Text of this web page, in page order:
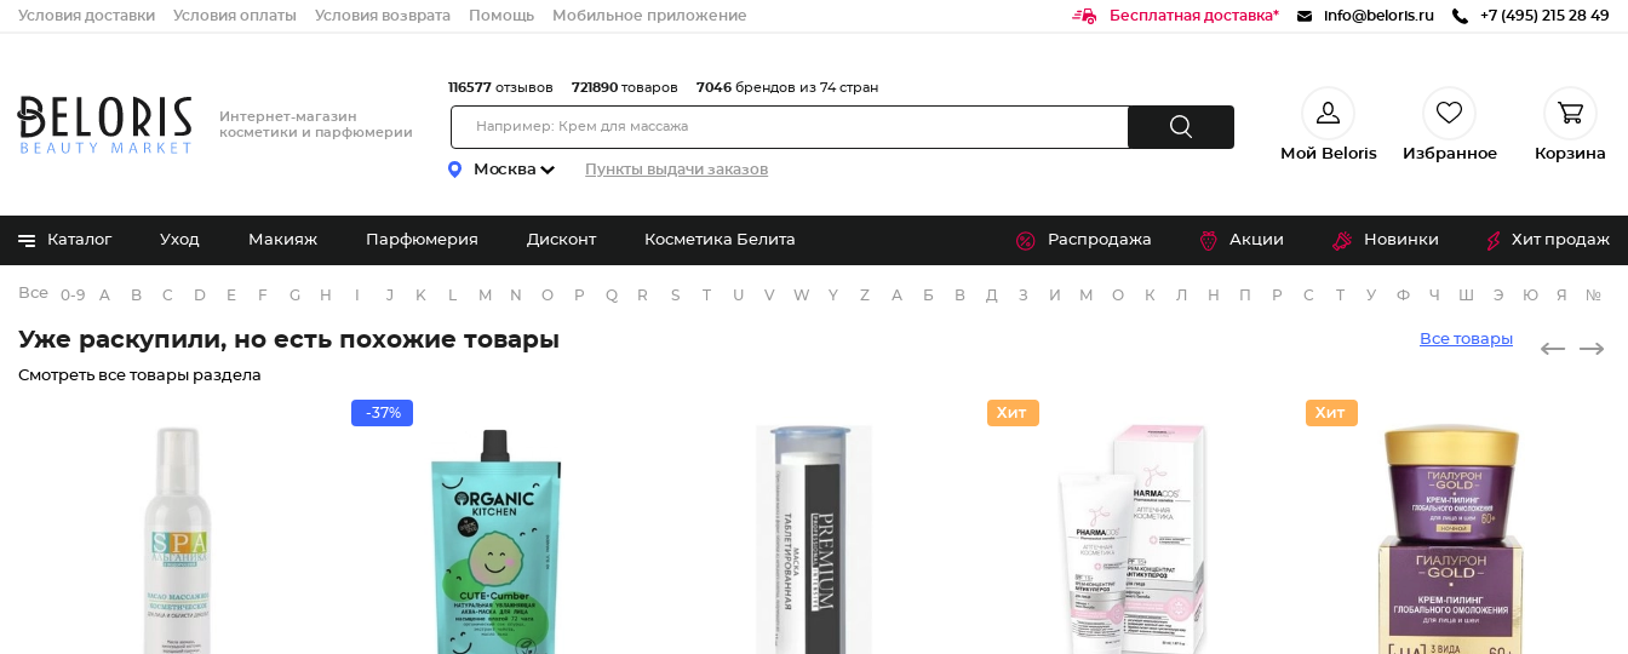
Условия доставки Условия оплаты Условия возврата Помощь Мобильное приложение Бесплатная доставка* info@beloris.ru +7 (495) 215 28 49
Интернет-магазин
косметики и парфюмерии
Москва Пункты выдачи заказов
116577 отзывов 721890 товаров 7046 брендов из 74 стран
Мой Beloris Избранное Корзина
Каталог Уход Макияж Парфюмерия Дисконт Косметика Белита Распродажа Акции Новинки Хит продаж
Все бренды
0-9 A B C D E F G H J K M N O P Q R S T U V W Y Z А Б В Д З И М О К Л Н П Р С Т У Ф Ч Э Ю Я №
Уже раскупили, но есть похожие товары Все товары
Смотреть все товары раздела
-37%